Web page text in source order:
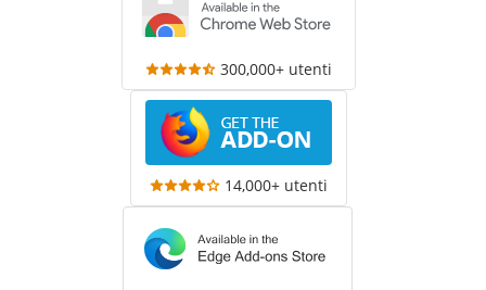
300,000+ utenti
14,000+ utenti